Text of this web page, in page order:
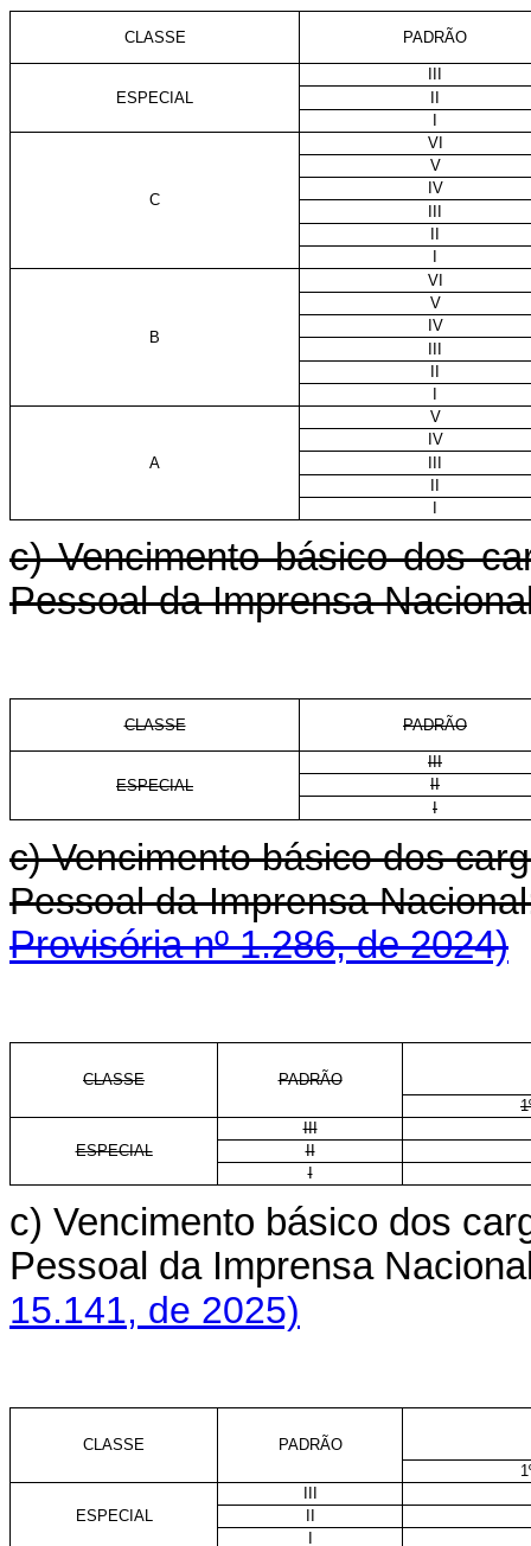
CLASSE PADRÃO
ESPECIAL
C
VI
V
IV
B
VI
V
IV
A
V
IV
c) Vencimento básico dos
Pessoal da Imprensa
CLASSE PADRÃO
ESPECIAL
III
II
I
c) Vencimento básico dos
Pessoal da Imprensa
Provisória nº 1.286, de 2024)
CLASSE
PADRÃO
ESPECIAL
III
II
I
c) Vencimento básico dos
Pessoal da Imprensa
15.141, de 2025)
CLASSE
PADRÃO
ESPECIAL